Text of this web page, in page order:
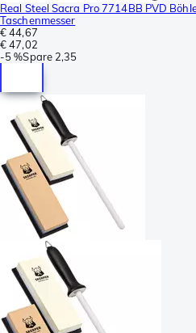
Real Steel Sacra Pro 7714BB PVD
Taschenmesser
€ 44,67
€ 47,02
-5 %Spare 2,35